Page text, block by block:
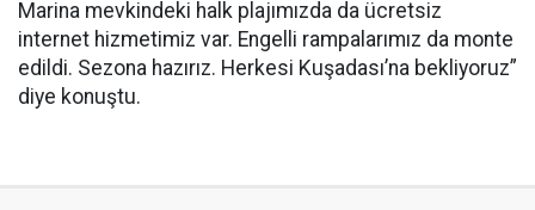
Marina mevkindeki halk plajımızda da ücretsiz
internet hizmetimiz var. Engelli rampalarımız da monte
edildi. Sezona hazırız. Herkesi Kuşadası’na bekliyoruz”
diye konuştu.